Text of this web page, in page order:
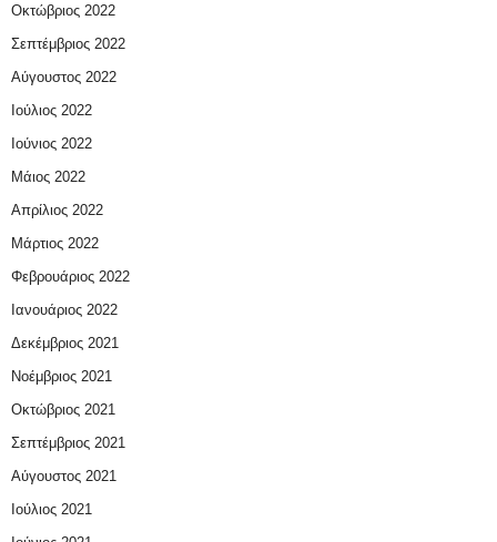
Οκτώβριος 2022
Σεπτέμβριος 2022
Αύγουστος 2022
Ιούλιος 2022
Ιούνιος 2022
Μάιος 2022
Απρίλιος 2022
Μάρτιος 2022
Φεβρουάριος 2022
Ιανουάριος 2022
Δεκέμβριος 2021
Νοέμβριος 2021
Οκτώβριος 2021
Σεπτέμβριος 2021
Αύγουστος 2021
Ιούλιος 2021